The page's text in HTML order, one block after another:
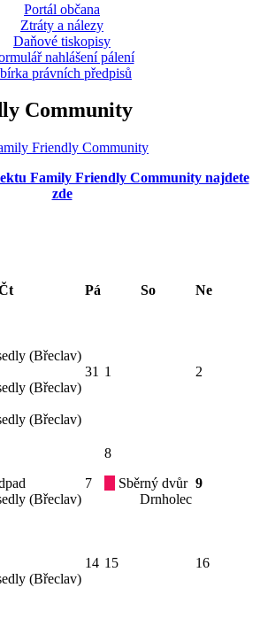
Portál občana
Ztráty a nálezy
Daňové tiskopisy
nahlášení pálení
právních předpisů
Community
Family Friendly Community najdete
zde
Pá So Ne
(Břeclav)
(Břeclav)
(Břeclav)
31 1 2
(Břeclav)
7
8
Sběrný dvůr
Drnholec
9
(Břeclav)
14 15 16